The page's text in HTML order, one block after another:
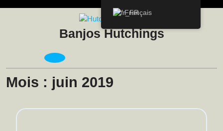
Banjos Hutchings
Open
Mois : juin 2019
Français